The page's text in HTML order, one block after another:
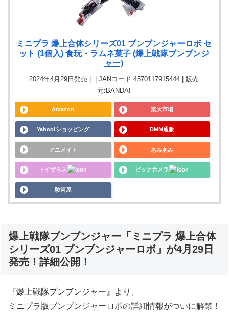
ミニプラ 爆上合体シリーズ01 ブンブンジャーロボ セ
ット (1個入) 食玩・ラムネ菓子 (爆上戦隊ブンブンジ
ャー)
2024年4月29日発売 | | JANコード:4570117915444 | 販売
元:BANDAI
Amazon 楽天市場
Yahoo!ショッピング DMM通販
アニメイト あみあみ
トイザらス ビックカメラ
駿河屋
爆上戦隊ブンブンジャー「ミニプラ 爆上合体
シリーズ01 ブンブンジャーロボ」が4月29日
発売！詳細公開！
『爆上戦隊ブンブンジャー』より、
ミニプラ版ブンブンジャーロボの詳細情報がついに解禁！